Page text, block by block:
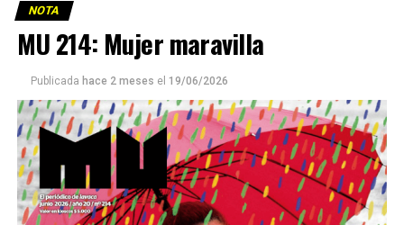
Este número 215 de MU ☝️viene con doble tapa, que
podría ser una frase:
Sin chamuyo, a remarla.
NOTA
MU 214: Mujer maravilla
Publicada hace 2 meses el 19/06/2026